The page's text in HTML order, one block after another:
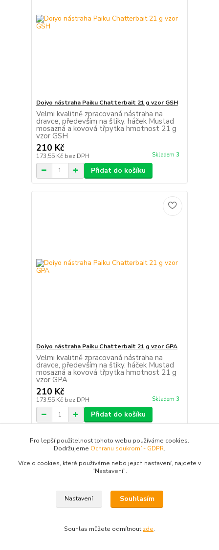
Doiyo nástraha Paiku Chatterbait 21 g vzor GSH
Velmi kvalitně zpracovaná nástraha na
dravce, především na štiky. háček Mustad
mosazná a kovová třpytka hmotnost 21 g
vzor GSH
210 Kč
173,55 Kč bez DPH Skladem 3
Přidat do košíku
Doiyo nástraha Paiku Chatterbait 21 g vzor GPA
Velmi kvalitně zpracovaná nástraha na
dravce, především na štiky. háček Mustad
mosazná a kovová třpytka hmotnost 21 g
vzor GPA
210 Kč
173,55 Kč bez DPH Skladem 3
Přidat do košíku
strana z 1
Novinky z našeho blogu
Pro lepší použitelnost tohoto webu používáme cookies.
Dodržujeme Ochranu soukromí - GDPR.
Více o cookies, které používáme nebo jejich nastavení, najdete v
"Nastavení".
Nastavení Souhlasím
Souhlas můžete odmítnout zde.